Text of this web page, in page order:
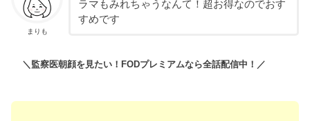
まりも
ラマもみれちゃうなんて！超お得なのでおす
すめです
＼監察医朝顔を見たい！FODプレミアムなら全話配信中！／